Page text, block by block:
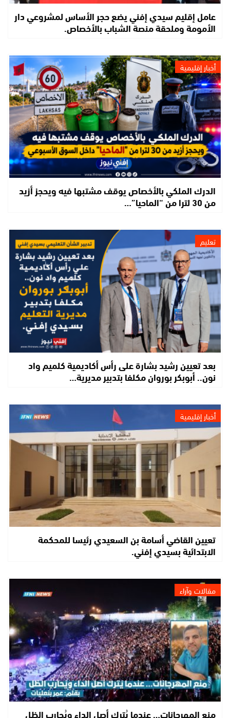
عامل إقليم سيدي إفني يضع حجر الأساس لمشروعي دار
الأمومة وملحقة منصة الشباب بالأخصاص.
أخبار إقليمية
الدرك الملكي بالأخصاص يوقف مشتبها فيه ويحجز أزيد
من 30 لترا من “الماحيا”…
تعليم
بعد تعيين رشيد بشارة على رأس أكاديمية كلميم واد
نون.. أبوبكر بوروان مكلفا بتدبير مديرية…
أخبار إقليمية
تعيين القاضي أسامة بن السعيدي رئيسا للمحكمة
الابتدائية بسيدي إفني.
مقالات وآراء
منع المهرجانات… عندما يُترك أصل الداء ويُحارب الظل